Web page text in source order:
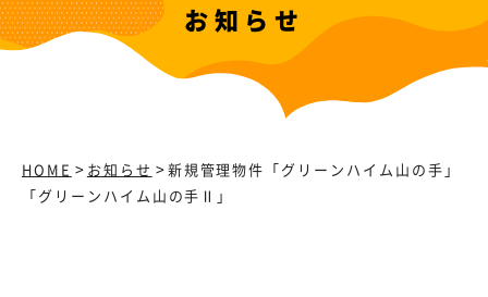
お知らせ
HOME > お知らせ >新規管理物件「グリーンハイム山の手」
「グリーンハイム山の手Ⅱ」